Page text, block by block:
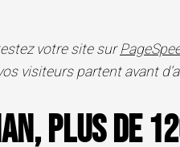
votre site sur
visiteurs partent avant
plus de